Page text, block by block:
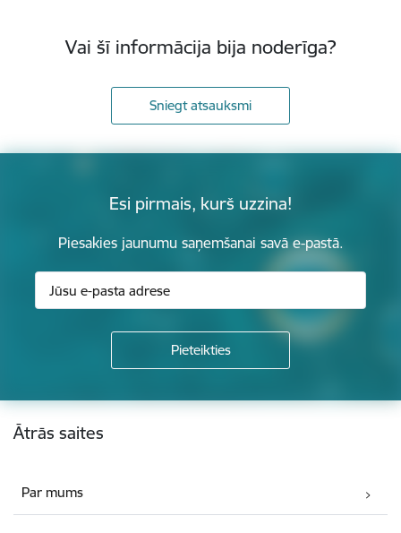
Vai šī informācija bija noderīga?
Sniegt atsauksmi
Esi pirmais, kurš uzzina!
Piesakies jaunumu saņemšanai savā e-pastā.
Kājene
Ātrās saites
Par mums